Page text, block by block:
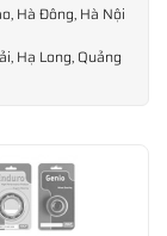
Hà Đông, Hà Nội
Hạ Long, Quảng